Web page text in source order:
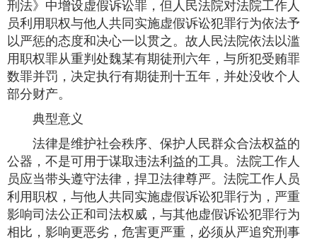
刑法》中增设虚假诉讼罪，但人民法院对法院工作人
员利用职权与他人共同实施虚假诉讼犯罪行为依法予
以严惩的态度和决心一以贯之。故人民法院依法以滥
用职权罪从重判处魏某有期徒刑六年，与所犯受贿罪
数罪并罚，决定执行有期徒刑十五年，并处没收个人
部分财产。
典型意义
法律是维护社会秩序、保护人民群众合法权益的
公器，不是可用于谋取违法利益的工具。法院工作人
员应当带头遵守法律，捍卫法律尊严。法院工作人员
利用职权，与他人共同实施虚假诉讼犯罪行为，严重
影响司法公正和司法权威，与其他虚假诉讼犯罪行为
相比，影响更恶劣，危害更严重，必须从严追究刑事